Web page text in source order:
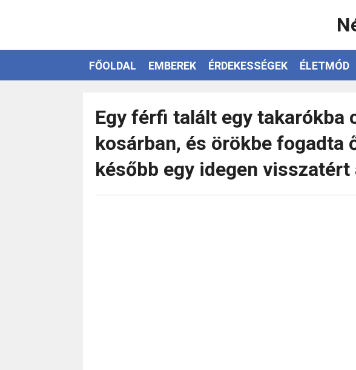
FŐOLDAL EMBEREK ÉRDEKESSÉGEK ÉLETMÓD
Egy férfi talált egy takarókba
kosárban, és örökbe fogadta
később egy idegen